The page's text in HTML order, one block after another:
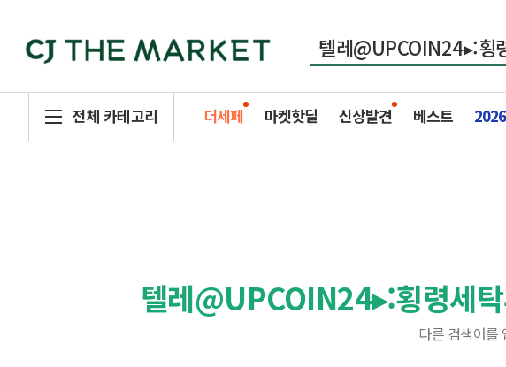
전체 카테고리 더세페 마켓핫딜 신상발견 베스트
텔레@UPCOIN24▸:횡령세
다른 검색어를